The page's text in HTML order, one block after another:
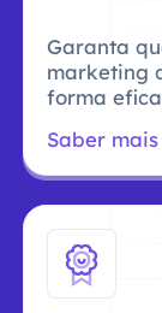
Garanta
marketing
forma
Saber mais